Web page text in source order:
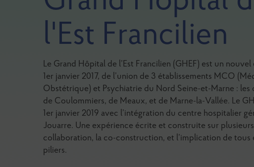
l'Est Francilien
Le Grand Hôpital de l’Est Francilien (GHEF) est un
1er janvier 2017, de l’union de 3 établissements MCO
Obstétrique) et Psychiatrie du Nord Seine-et-Marne : les
de Coulommiers, de Meaux, et de Marne-la-Vallée. Le
1er janvier 2019 avec l’intégration du centre hospitalier
Jouarre. Une expérience écrite et construite sur
collaboration, la co-construction, et l’implication de tous
piliers.